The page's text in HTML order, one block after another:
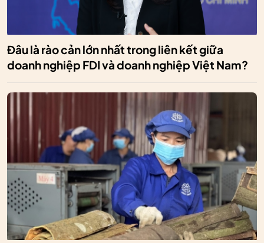
Đâu là rào cản lớn nhất trong liên kết giữa
doanh nghiệp FDI và doanh nghiệp Việt Nam?